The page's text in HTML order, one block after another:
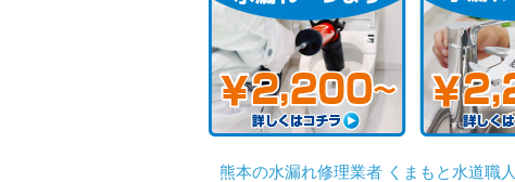
熊本の水漏れ修理業者 くまもと水道職人